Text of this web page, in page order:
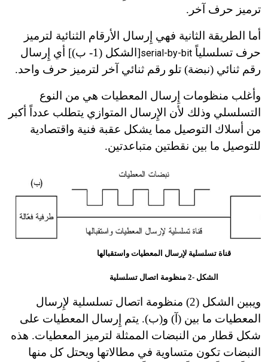
ترميز حرف آخر.
أما الطريقة الثانية فهي إِرسال الأرقام الثنائية لترميز
حرف تسلسلياً serial-by-bit[الشكل (1 - ب)] أي إِرسال
رقم ثنائي (نبضة) تلو رقم ثنائي آخر لترميز حرف واحد.
وأغلب منظومات إِرسال المعطيات هي من النوع
التسلسلي وذلك لأن الإِرسال المتوازي يتطلب عدداً أكبر
من أسلاك التوصيل مما يشكل عقبة فنية واقتصادية
للتوصيل ما بين نقطتين متباعدتين.
قناة تسلسلية لإرسال المعطيات واستقبالها
الشكل -2 منظومة اتصال تسلسلية
ويبين الشكل (2) منظومة اتصال تسلسلية لإِرسال
المعطيات ما بين (آ) و(ب). يتم إِرسال المعطيات على
شكل قطار من النبضات الممثلة لترميز المعطيات. هذه
النبضات تكون متساوية في مطالاتها ويحتل كل منها